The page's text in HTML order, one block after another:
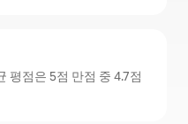
평점은 5점 만점 중 4.7점